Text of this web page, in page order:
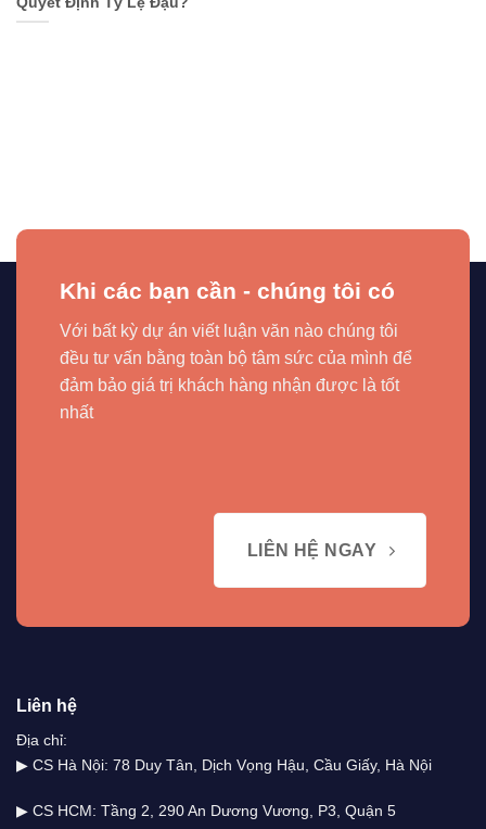
Khi các bạn cần - chúng tôi có
Với bất kỳ dự án viết luận văn nào chúng tôi
đều tư vấn bằng toàn bộ tâm sức của mình để
đảm bảo giá trị khách hàng nhận được là tốt
nhất
LIÊN HỆ NGAY
Liên hệ
Địa chỉ:
▶ CS Hà Nội: 78 Duy Tân, Dịch Vọng Hậu, Cầu Giấy, Hà Nội
▶ CS HCM: Tầng 2, 290 An Dương Vương, P3, Quận 5